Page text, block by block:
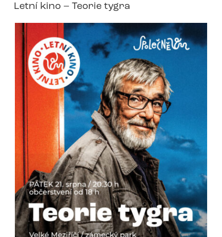
Letní kino – Teorie tygra